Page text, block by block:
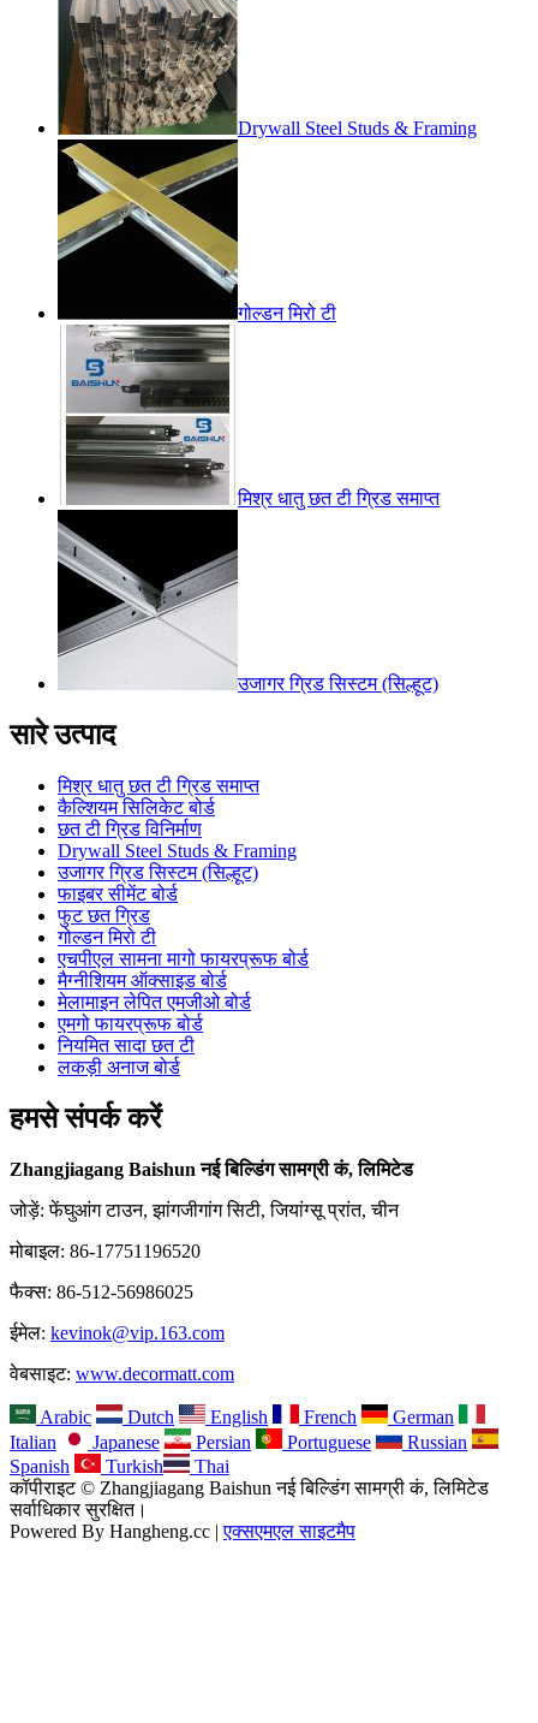
Drywall Steel Studs & Framing
गोल्डन मिरो टी
मिश्र धातु छत टी ग्रिड समाप्त
उजागर ग्रिड सिस्टम (सिल्हूट)
सारे उत्पाद
मिश्र धातु छत टी ग्रिड समाप्त
कैल्शियम सिलिकेट बोर्ड
छत टी ग्रिड विनिर्माण
Drywall Steel Studs & Framing
उजागर ग्रिड सिस्टम (सिल्हूट)
फाइबर सीमेंट बोर्ड
फुट छत ग्रिड
गोल्डन मिरो टी
एचपीएल सामना मागो फायरप्रूफ बोर्ड
मैग्नीशियम ऑक्साइड बोर्ड
मेलामाइन लेपित एमजीओ बोर्ड
एमगो फायरप्रूफ बोर्ड
नियमित सादा छत टी
लकड़ी अनाज बोर्ड
हमसे संपर्क करें
Zhangjiagang Baishun नई बिल्डिंग सामग्री कं, लिमिटेड
जोड़ें: फेंघुआंग टाउन, झांगजीगांग सिटी, जियांग्सू प्रांत, चीन
मोबाइल: 86-17751196520
फैक्स: 86-512-56986025
ईमेल: kevinok@vip.163.com
वेबसाइट: www.decormatt.com
Arabic Dutch English French
German
Italian
Japanese Persian Portuguese
Russian
Spanish
Turkish
Thai
कॉपीराइट © Zhangjiagang Baishun नई बिल्डिंग सामग्री कं, लिमिटेड
सर्वाधिकार सुरक्षित।
Powered By Hangheng.cc |एक्सएमएल साइटमैप